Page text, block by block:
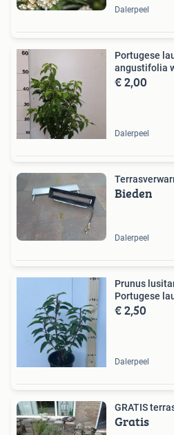
Dalerpeel
Portugese
angustifolia
€ 2,00
Dalerpeel
Bieden
Dalerpeel
Prunus
Portugese
€ 2,50
Dalerpeel
GRATIS
Gratis